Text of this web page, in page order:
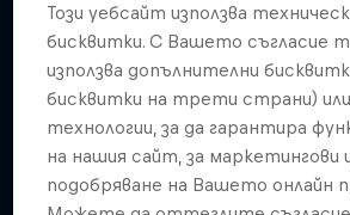
ABC of...
A crash course in
Red Bull Signature
The year's best action
Този уебсайт използва
бисквитки. С Вашето съгласие
използва допълнителни
бисквитки на трети страни)
технологии, за да гарантира
на нашия сайт, за маркетингови
подобряване на Вашето онлайн